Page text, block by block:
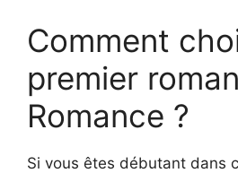
Comment
premier
Romance ?
Si vous êtes débutant dans